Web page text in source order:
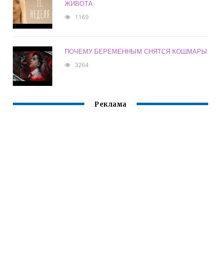
ЖИВОТА
1169
ПОЧЕМУ БЕРЕМЕННЫМ СНЯТСЯ КОШМАРЫ
3264
Реклама